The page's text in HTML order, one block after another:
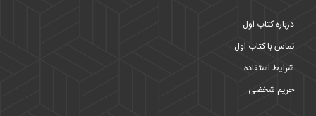
درباره کتاب اول
تماس با کتاب اول
شرایط استفاده
حریم شخضی